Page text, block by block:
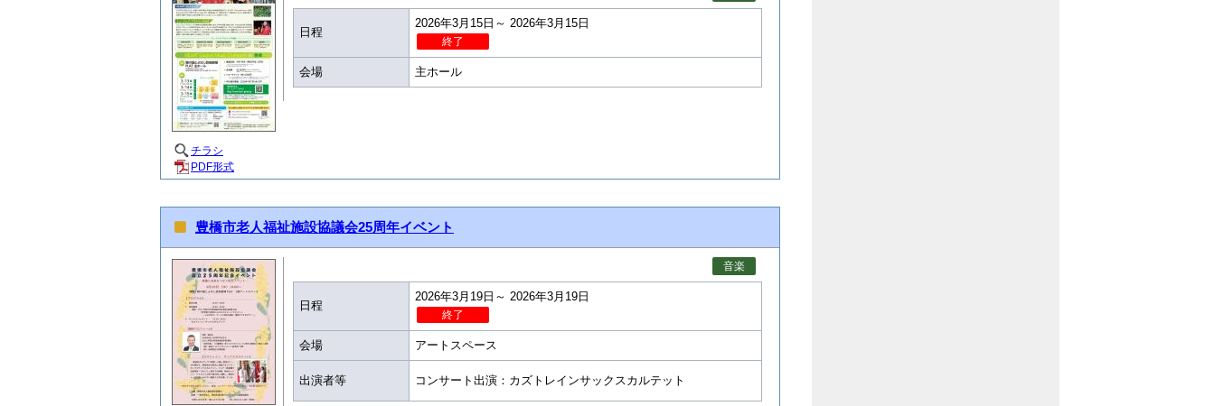
チラシ
PDF形式
日程
2026年3月15日～ 2026年3月15日
終了
会場 主ホール
豊橋市老人福祉施設協議会25周年イベント
音楽
日程
2026年3月19日～ 2026年3月19日
終了
会場 アートスペース
出演者等 コンサート出演：カズトレインサックスカルテット